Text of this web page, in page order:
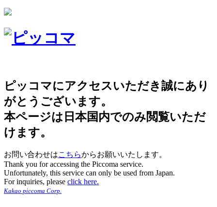
ピッコマにアクセスいただき誠にあり
がとうございます。
本ページは日本国内でのみ閲覧いただ
けます。
お問い合わせはこちらからお願いいたします。
Thank you for accessing the Piccoma service.
Unfortunately, this service can only be used from Japan.
For inquiries, please click here.
Kakao piccoma Corp.